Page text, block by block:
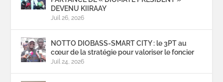
DEVENU KIIRAAY
Juil 26, 2026
NOTTO DIOBASS-SMART CITY : le 3PT au
cœur de la stratégie pour valoriser le foncier
Juil 24, 2026